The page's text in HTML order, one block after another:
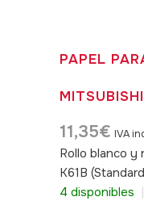
PAPEL
MITSUBISHI
11,35€ IVA
Rollo blanco y
K61B
4 disponibles